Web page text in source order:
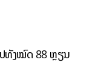
ປທັງໝົດ 88 ຫຼຽນ